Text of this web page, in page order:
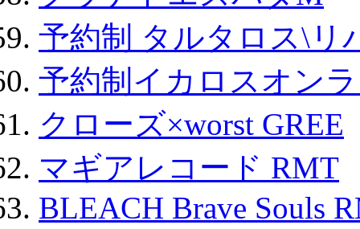
予約制 タルタロス\リ
予約制イカロスオン
クローズ×worst GREE
マギアレコード RMT
BLEACH Brave Souls